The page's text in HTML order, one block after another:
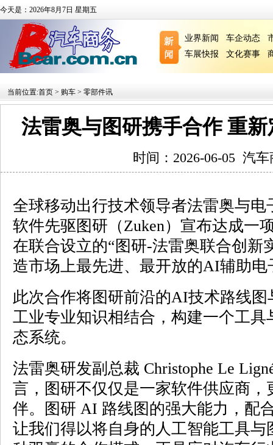
今天是：2026年8月7日 星期五
业界新闻 车企动态
车展快报
文化赛事
当前位置:首页 > 购车 > 零部件讯
法雷奥与图研携手合作 重
时间：2026-06-05 汽车
全球移动出行技术领导者法雷奥与
软件先驱图研（Zuken）宣布达成一
在联合设立的“图研-法雷奥联合创新
造市场上最先进、最开放的AI辅助电
此次合作将图研前沿的AI技术路线图
工业专业知识相结合，构建一个工
态系统。
法雷奥研发副总裁 Christophe Le
言，图研不仅仅是一家软件供应商
伴。图研 AI 路线图的强大能力，配
让我们得以将自身的人工智能工具